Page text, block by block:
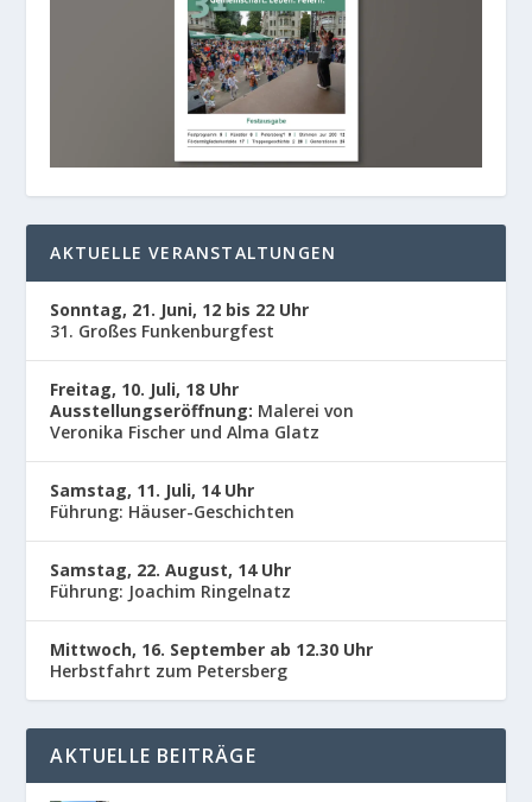
AKTUELLE VERANSTALTUNGEN
Sonntag, 21. Juni, 12 bis 22 Uhr
31. Großes Funkenburgfest
Freitag, 10. Juli, 18 Uhr
Ausstellungseröffnung: Malerei von
Veronika Fischer und Alma Glatz
Samstag, 11. Juli, 14 Uhr
Führung: Häuser-Geschichten
Samstag, 22. August, 14 Uhr
Führung: Joachim Ringelnatz
Mittwoch, 16. September ab 12.30 Uhr
Herbstfahrt zum Petersberg
AKTUELLE BEITRÄGE